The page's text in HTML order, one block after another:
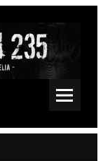
Space, Drone